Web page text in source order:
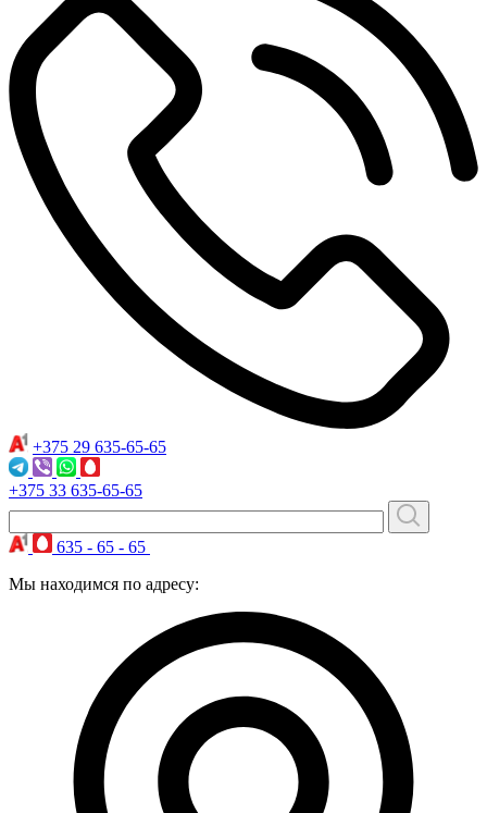
+375 29 635-65-65
+375 33 635-65-65
635 - 65 - 65
Мы находимся по адресу: